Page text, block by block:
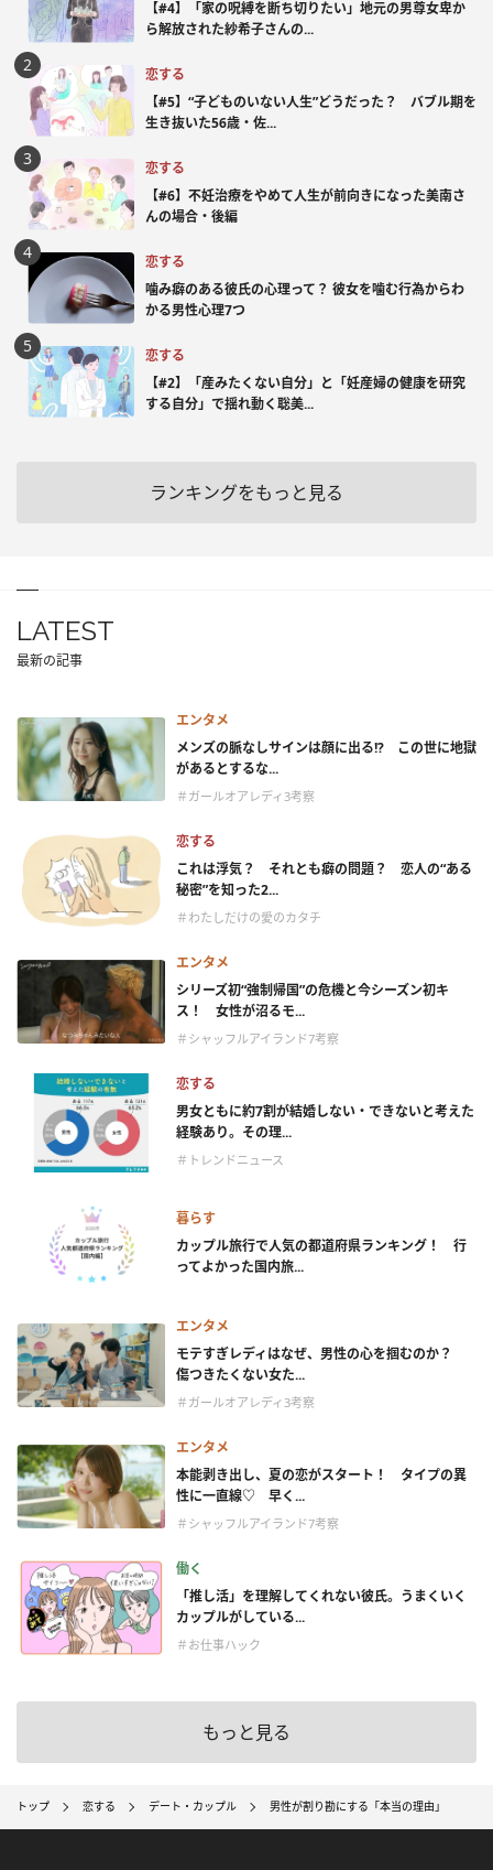
【#4】「家の呪縛を断ち切りたい」地元の男尊女卑か
ら解放された紗希子さんの...
恋する
【#5】“子どものいない人生”どうだった？ バブル期を
生き抜いた56歳・佐...
恋する
【#6】不妊治療をやめて人生が前向きになった美南さ
んの場合・後編
恋する
噛み癖のある彼氏の心理って？ 彼女を噛む行為からわ
かる男性心理7つ
恋する
【#2】「産みたくない自分」と「妊産婦の健康を研究
する自分」で揺れ動く聡美...
ランキングをもっと見る
LATEST
最新の記事
エンタメ
メンズの脈なしサインは顔に出る!? この世に地獄
があるとするな...
＃ガールオアレディ3考察
恋する
これは浮気？ それとも癖の問題？ 恋人の“ある
秘密”を知った2...
＃わたしだけの愛のカタチ
エンタメ
シリーズ初“強制帰国”の危機と今シーズン初キ
ス！ 女性が沼るモ...
＃シャッフルアイランド7考察
恋する
男女ともに約7割が結婚しない・できないと考えた
経験あり。その理...
＃トレンドニュース
暮らす
カップル旅行で人気の都道府県ランキング！ 行
ってよかった国内旅...
エンタメ
モテすぎレディはなぜ、男性の心を掴むのか？
傷つきたくない女た...
＃ガールオアレディ3考察
エンタメ
本能剥き出し、夏の恋がスタート！ タイプの異
性に一直線♡ 早く...
＃シャッフルアイランド7考察
働く
「推し活」を理解してくれない彼氏。うまくいく
カップルがしている...
＃お仕事ハック
もっと見る
トップ 恋する デート・カップル 男性が割り勘にする「本当の理由」